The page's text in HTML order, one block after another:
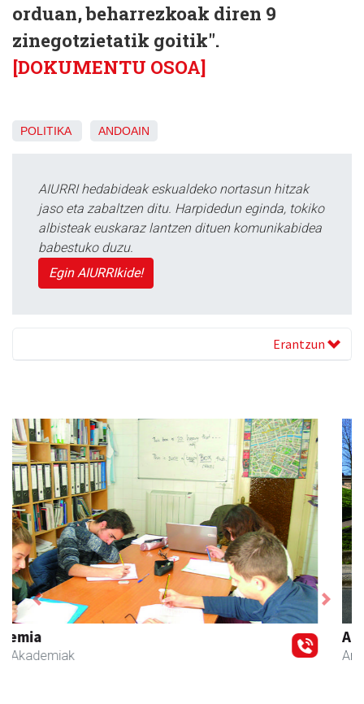
orduan, beharrezkoak diren 9
zinegotzietatik goitik".
[DOKUMENTU OSOA]
POLITIKA ANDOAIN
AIURRI hedabideak eskualdeko nortasun hitzak
jaso eta zabaltzen ditu. Harpidedun eginda, tokiko
albisteak euskaraz lantzen dituen komunikabidea
babestuko duzu.
Egin AIURRIkide!
Erantzun
Aita Larramendi Ikastola
Andoain - Hezkuntza
Previous Next